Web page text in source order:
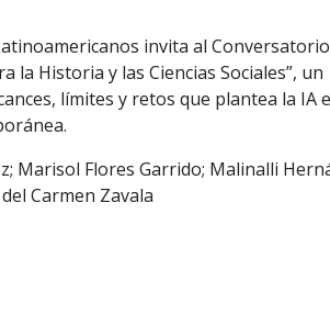
invita al Conversatorio
la Historia y las Ciencias Sociales”, un
límites y retos que plantea la IA
Marisol Flores Garrido; Malinalli
Carmen Zavala